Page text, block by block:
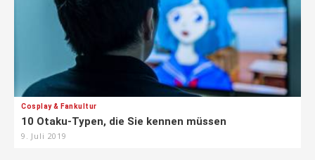
Cosplay & Fankultur
10 Otaku-Typen, die Sie kennen müssen
9. Juli 2019